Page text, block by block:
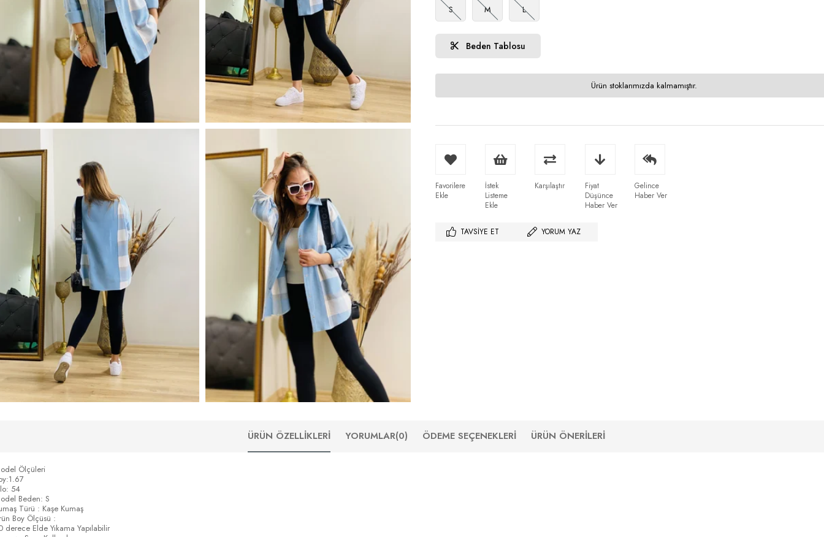
S M L
Beden Tablosu
Ürün stoklarımızda kalmamıştır.
Favorilere
Ekle
İstek
Listeme
Ekle
Karşılaştır
Fiyat
Düşünce
Haber Ver
Gelince
Haber Ver
TAVSIYE ET YORUM YAZ
ÜRÜN ÖZELLIKLERI YORUMLAR(0) ÖDEME SEÇENEKLERI ÜRÜN ÖNERILERI
Ölçüleri
54
Beden: S
Türü : Kaşe Kumaş
Boy Ölçüsü :
derece Elde Yıkama Yapılabilir